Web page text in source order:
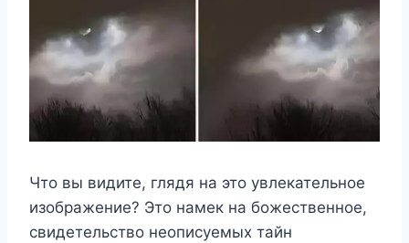
Что вы видите, глядя на это увлекательное
изображение? Это намек на божественное,
свидетельство неописуемых тайн